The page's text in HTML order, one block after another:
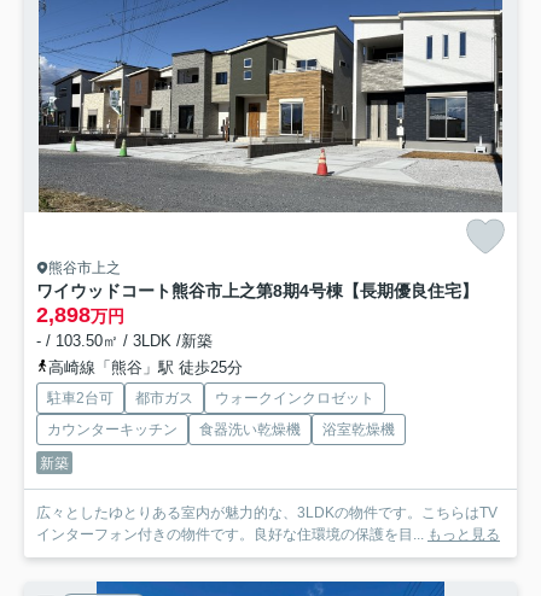
熊谷市上之
ワイウッドコート熊谷市上之第8期4号棟【長期優良住宅】
2,898万円
- / 103.50㎡ / 3LDK /新築
高崎線「熊谷」駅 徒歩25分
駐車2台可 都市ガス
ウォークインクロゼット
カウンターキッチン
食器洗い乾燥機
浴室乾燥機
新築
広々としたゆとりある室内が魅力的な、3LDKの物件です。こちらはTV
インターフォン付きの物件です。良好な住環境の保護を目... もっと見る